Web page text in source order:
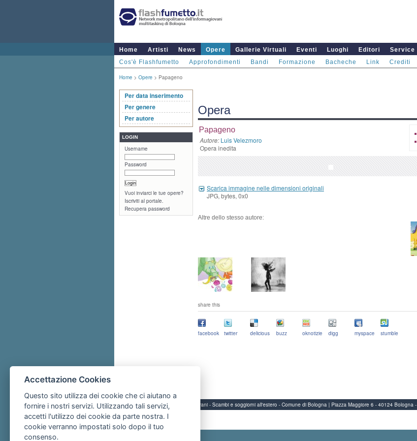
Home Artisti News Opere Gallerie Virtuali Eventi Luoghi Editori
Service
Cos'è Flashfumetto
Approfondimenti Bandi Formazione Bacheche Link Crediti
Home > Opere > Papageno
Per data inserimento
Per genere
Per autore
LOGIN
Username
Password
Vuoi inviarci le tue opere?
Iscriviti al portale.
Recupera password
Opera
Papageno
Autore: Luis Velezmoro
Opera inedita
Scarica immagine nelle dimensioni originali
JPG, bytes, 0x0
Altre dello stesso autore:
share this
facebook twitter delicious buzz oknotizie digg myspace stumble
Servizi per i giovani - Scambi e soggiorni all'estero - Comune di Bologna | Piazza Maggiore 6 - 40124 Bologna -
Accettazione Cookies
Questo sito utilizza dei cookie che ci aiutano a
fornire i nostri servizi. Utilizzando tali servizi,
accetti l'utilizzo dei cookie da parte nostra. I
cookie verranno impostati solo dopo il tuo
consenso.